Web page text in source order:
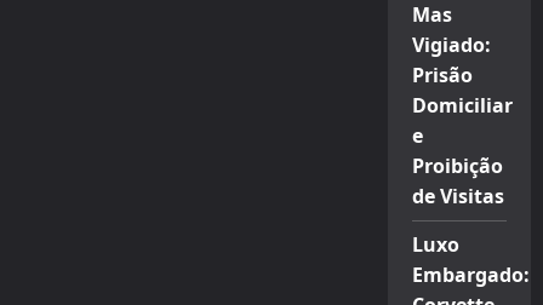
Mas
Vigiado:
Prisão
Domiciliar
e
Proibição
de Visitas
Luxo
Embargado: